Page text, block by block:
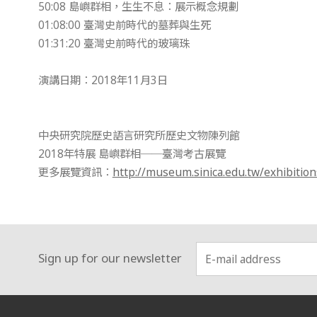
50:08 島嶼群相，生生不息：展示概念規劃
01:08:00 臺灣史前時代的墓葬與生死
01:31:20 臺灣史前時代的玻璃珠
演講日期：2018年11月3日
中央研究院歷史語言研究所歷史文物陳列館
2018年特展 島嶼群相──臺灣考古展覽
更多展覽資訊： http://museum.sinica.edu.tw/
Sign up for our newsletter
:::